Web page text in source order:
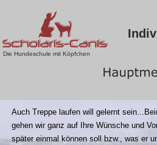
Die Hundeschule mit Köpfchen
Auch Treppe laufen will gelernt
gehen wir ganz auf Ihre Wünsche und
später einmal können soll bzw., was er